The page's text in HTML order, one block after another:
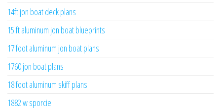
14ft jon boat deck plans
15 ft aluminum jon boat blueprints
17 foot aluminum jon boat plans
1760 jon boat plans
18 foot aluminum skiff plans
1882 w sporcie